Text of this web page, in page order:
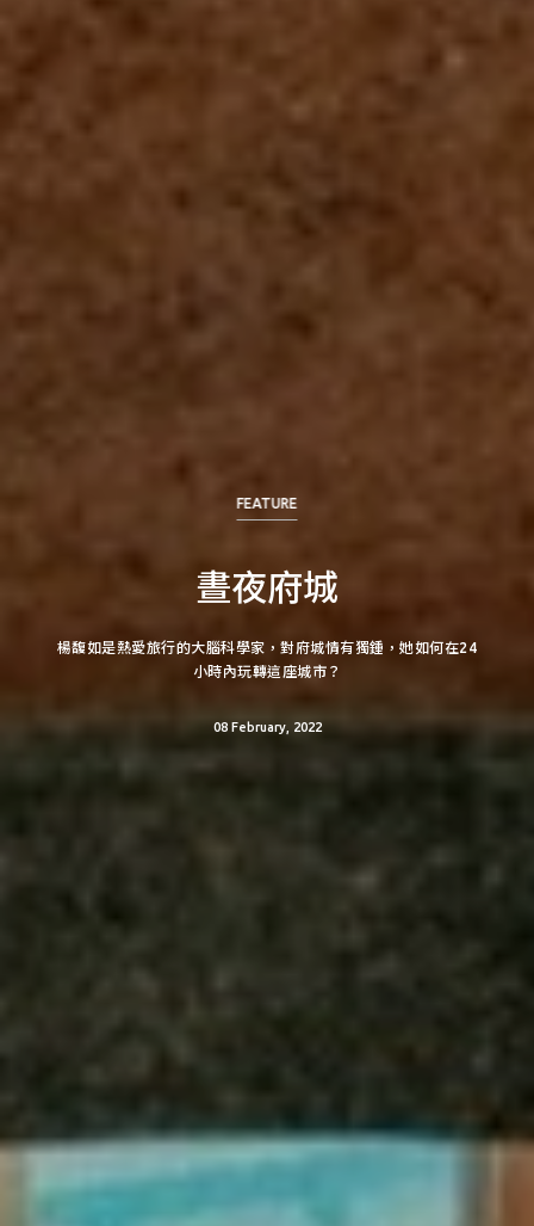
FEATURE
晝夜府城
楊馥如是熱愛旅行的大腦科學家，對府城情有獨鍾，她如何在24
小時內玩轉這座城市？
08 February, 2022